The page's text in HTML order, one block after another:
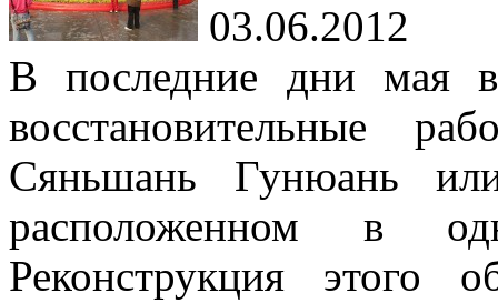
03.06.2012
В последние дни мая в
восстановительные
Сяньшань Гунюань
расположенном в
Реконструкция этого